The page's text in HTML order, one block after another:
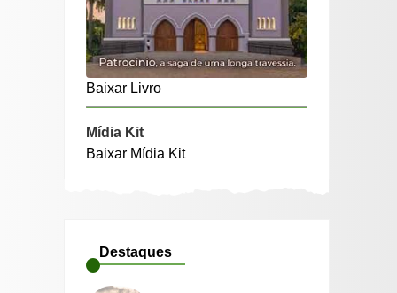
Baixar Livro
Mídia Kit
Baixar Mídia Kit
Destaques